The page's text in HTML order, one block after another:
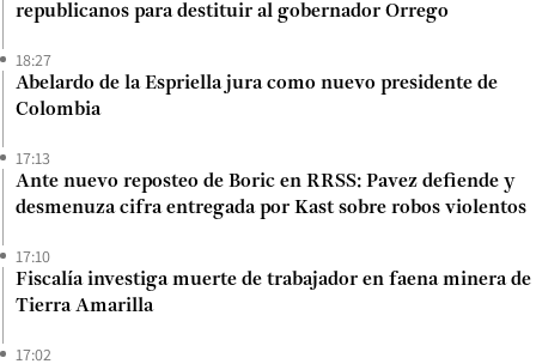
republicanos para destituir al gobernador Orrego
18:27
Abelardo de la Espriella jura como nuevo presidente de
Colombia
17:13
Ante nuevo reposteo de Boric en RRSS: Pavez defiende y
desmenuza cifra entregada por Kast sobre robos violentos
17:10
Fiscalía investiga muerte de trabajador en faena minera de
Tierra Amarilla
17:02